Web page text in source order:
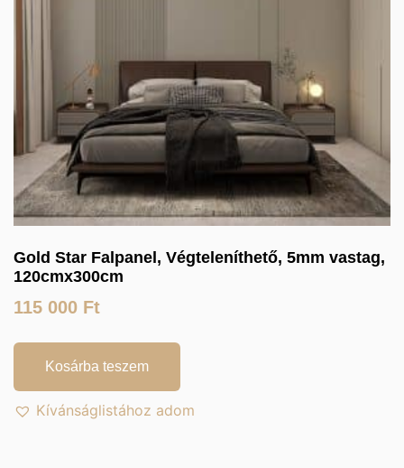
Gold Star Falpanel, Végteleníthető, 5mm vastag,
120cmx300cm
115 000 Ft
Kosárba teszem
Kívánságlistához adom